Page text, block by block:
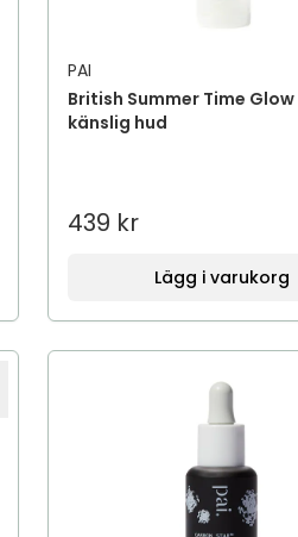
PAI
British Summer Time Glow
känslig hud
439 kr
Lägg i varukorg